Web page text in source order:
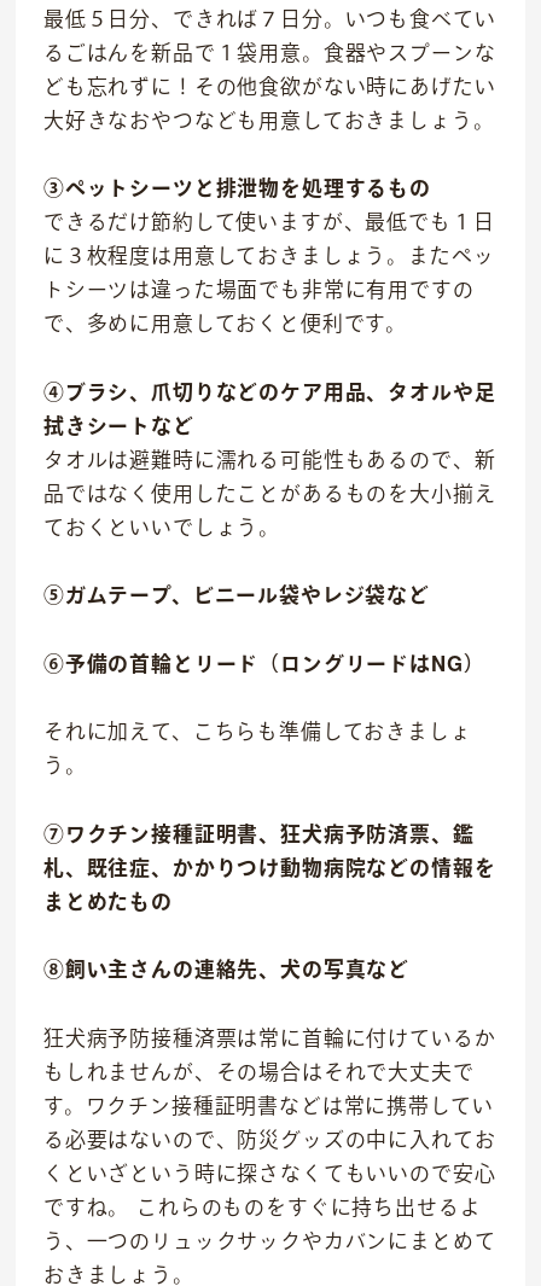
社会貢献活動
採用情報
IR情報
お問い合わせ
最低５日分、できれば７日分。いつも食べてい
るごはんを新品で１袋用意。食器やスプーンな
ども忘れずに！その他食欲がない時にあげたい
大好きなおやつなども用意しておきましょう。
③ペットシーツと排泄物を処理するもの
できるだけ節約して使いますが、最低でも１日
に３枚程度は用意しておきましょう。またペッ
トシーツは違った場面でも非常に有用ですの
で、多めに用意しておくと便利です。
④ブラシ、爪切りなどのケア用品、タオルや足
拭きシートなど
タオルは避難時に濡れる可能性もあるので、新
品ではなく使用したことがあるものを大小揃え
ておくといいでしょう。
⑤ガムテープ、ビニール袋やレジ袋など
⑥予備の首輪とリード（ロングリードはNG）
それに加えて、こちらも準備しておきましょ
う。
⑦ワクチン接種証明書、狂犬病予防済票、鑑
札、既往症、かかりつけ動物病院などの情報を
まとめたもの
⑧飼い主さんの連絡先、犬の写真など
狂犬病予防接種済票は常に首輪に付けているか
もしれませんが、その場合はそれで大丈夫で
す。ワクチン接種証明書などは常に携帯してい
る必要はないので、防災グッズの中に入れてお
くといざという時に探さなくてもいいので安心
ですね。 これらのものをすぐに持ち出せるよ
う、一つのリュックサックやカバンにまとめて
おきましょう。